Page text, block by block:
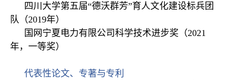
四川大学第五届“德沃群芳”育人文化建设标兵团
队（2019年）
国网宁夏电力有限公司科学技术进步奖（2021
年，一等奖）
代表性论文、专著与专利